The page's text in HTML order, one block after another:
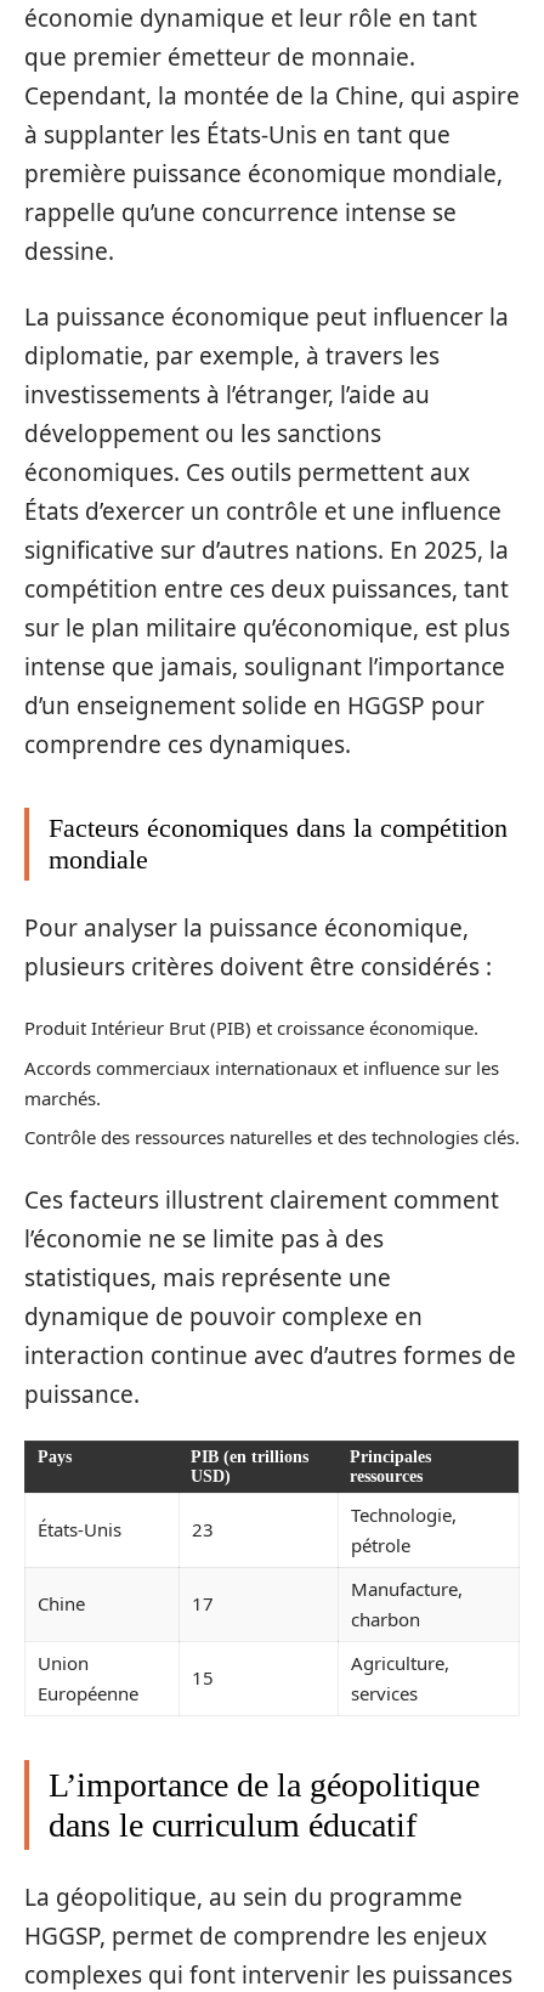
économie dynamique et leur rôle en tant
que premier émetteur de monnaie.
Cependant, la montée de la Chine, qui aspire
à supplanter les États-Unis en tant que
première puissance économique mondiale,
rappelle qu’une concurrence intense se
dessine.
La puissance économique peut influencer la
diplomatie, par exemple, à travers les
investissements à l’étranger, l’aide au
développement ou les sanctions
économiques. Ces outils permettent aux
États d’exercer un contrôle et une influence
significative sur d’autres nations. En 2025, la
compétition entre ces deux puissances, tant
sur le plan militaire qu’économique, est plus
intense que jamais, soulignant l’importance
d’un enseignement solide en HGGSP pour
comprendre ces dynamiques.
Facteurs économiques dans la compétition
mondiale
Pour analyser la puissance économique,
plusieurs critères doivent être considérés :
Produit Intérieur Brut (PIB) et croissance économique.
Accords commerciaux internationaux et influence sur les
marchés.
Contrôle des ressources naturelles et des technologies clés.
Ces facteurs illustrent clairement comment
l’économie ne se limite pas à des
statistiques, mais représente une
dynamique de pouvoir complexe en
interaction continue avec d’autres formes de
puissance.
Pays
PIB (en trillions
USD)
Principales
ressources
États-Unis 23
Technologie,
pétrole
Chine 17
Manufacture,
charbon
Union
Européenne
15
Agriculture,
services
L’importance de la géopolitique
dans le curriculum éducatif
La géopolitique, au sein du programme
HGGSP, permet de comprendre les enjeux
complexes qui font intervenir les puissances